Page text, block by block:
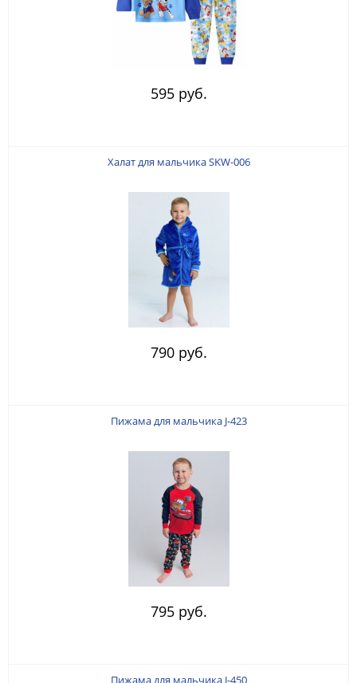
595 руб.
Халат для мальчика SKW-006
790 руб.
Пижама для мальчика J-423
795 руб.
Пижама для мальчика J-450